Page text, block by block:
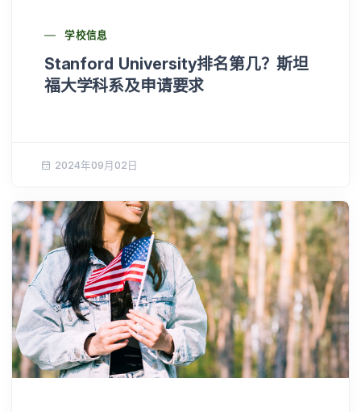
学校信息
Stanford University排名第几？斯坦
福大学科系及申请要求
2024年09月02日